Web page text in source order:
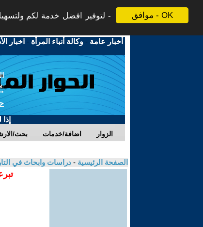
موافق - OK
لتوفير افضل خدمة لكم
أخبار عامة -وكالة أنباء المرأة - اخبار
بحث/ اضافة/خدمات الزوار
الصفحة الرئيسية - دراسات وابحاث في